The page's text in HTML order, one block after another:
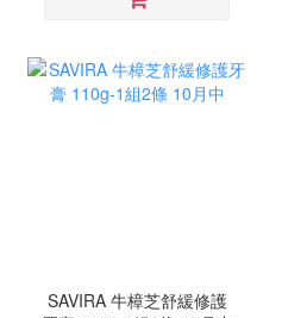
SAVIRA 牛樟芝舒緩修護